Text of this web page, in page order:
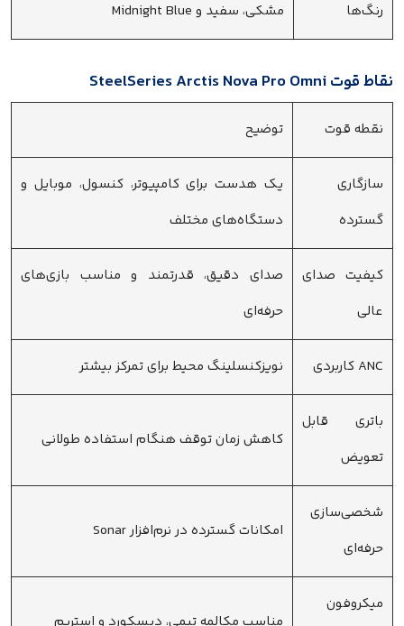
رنگ‌ها مشکی، سفید و Midnight Blue
نقاط قوت SteelSeries Arctis Nova Pro Omni
نقطه قوت توضیح
سازگاری
گسترده
یک هدست برای کامپیوتر، کنسول، موبایل و
دستگاه‌های مختلف
کیفیت صدای
عالی
صدای دقیق، قدرتمند و مناسب بازی‌های
حرفه‌ای
ANC کاربردی نویزکنسلینگ محیط برای تمرکز بیشتر
باتری قابل
تعویض
کاهش زمان توقف هنگام استفاده طولانی
شخصی‌سازی
حرفه‌ای
امکانات گسترده در نرم‌افزار Sonar
میکروفون